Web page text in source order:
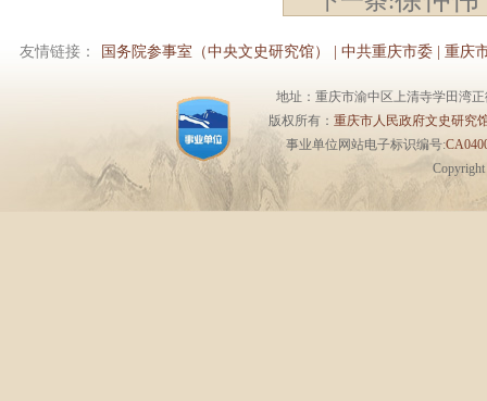
友情链接： 国务院参事室（中央文史研究馆） 中共重庆市委 重庆
地址：重庆市渝中区上清寺学田湾
版权所有： 重庆市人民政府文史研究
事业单位网站电子标识编号: